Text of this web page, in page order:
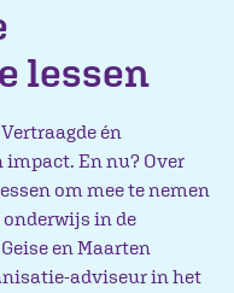
lessen
én
impact. En nu? Over
om mee te nemen
in de
en Maarten
adviseur in het